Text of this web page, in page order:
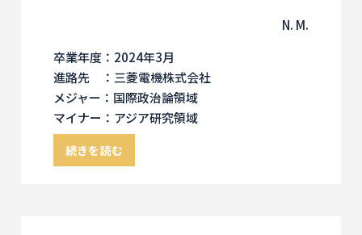
N. M.
卒業年度：2024年3月
進路先 ：三菱電機株式会社
メジャー：国際政治論領域
マイナー：アジア研究領域
続きを読む